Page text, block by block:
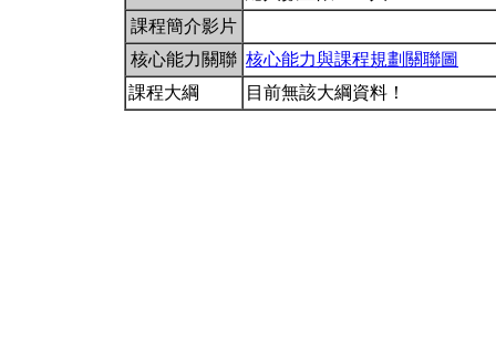
課程簡介影片
核心能力關聯 核心能力與課程規劃關聯圖
課程大綱
目前無該大綱資料！